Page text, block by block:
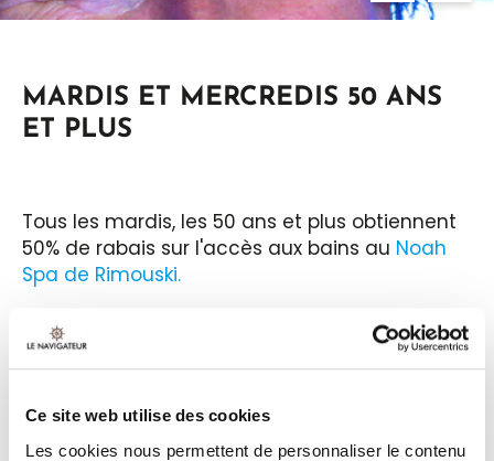
Ce site web utilise des cookies
Les cookies nous permettent de personnaliser le contenu
Voir
photos
MARDIS ET MERCREDIS 50 ANS
ET PLUS
Tous les mardis, les 50 ans et plus obtiennent
50% de rabais sur l'accès aux bains au Noah
Spa de Rimouski.
30$
pour l’accès aux bains de jour, pour un
bloc de 4 heures.
22$pour l’accès aux bains de soir, pour un
bloc de 2 heures 30 minutes.
Réservation obligatoire : 581-824-6400.